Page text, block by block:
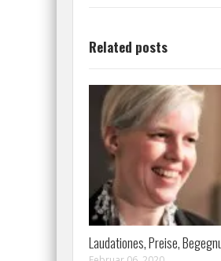
Related posts
Laudationes, Preise,